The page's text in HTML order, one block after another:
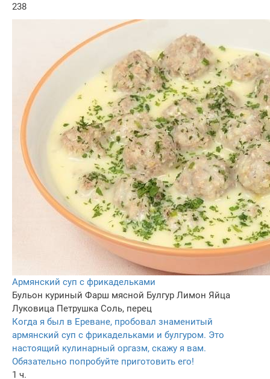
238
Армянский суп с фрикадельками
Бульон куриный Фарш мясной Булгур Лимон Яйца
Луковица Петрушка Соль, перец
Когда я был в Ереване, пробовал знаменитый
армянский суп с фрикадельками и булгуром. Это
настоящий кулинарный оргазм, скажу я вам.
Обязательно попробуйте приготовить его!
1 ч.